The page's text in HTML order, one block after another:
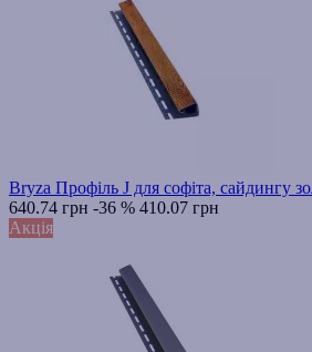
Bryza Профіль J для софіта, сайдингу
640.74 грн -36 % 410.07 грн
Акція